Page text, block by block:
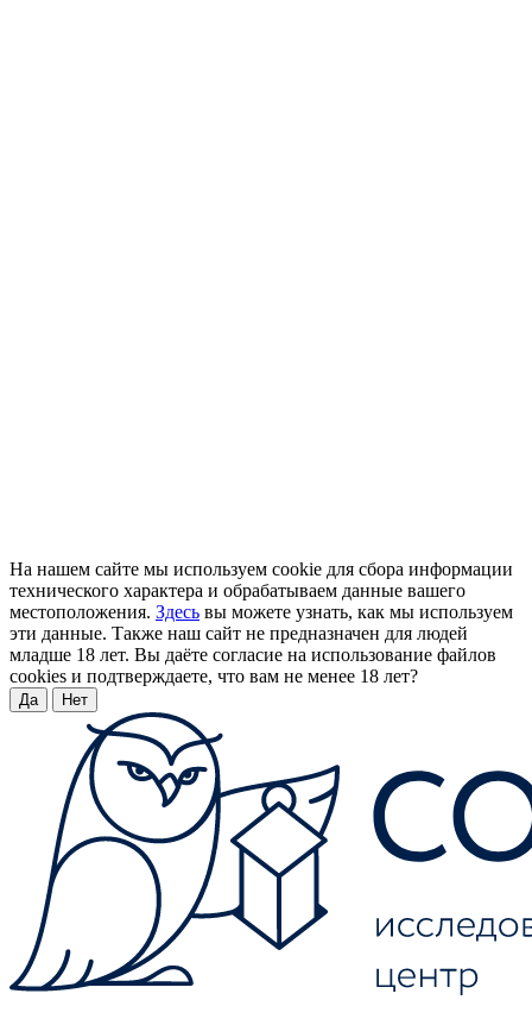
На нашем сайте мы используем cookie для сбора информации
технического характера и обрабатываем данные вашего
местоположения. Здесь вы можете узнать, как мы используем
эти данные. Также наш сайт не предназначен для людей
младше 18 лет. Вы даёте согласие на использование файлов
cookies и подтверждаете, что вам не менее 18 лет?
Да Нет